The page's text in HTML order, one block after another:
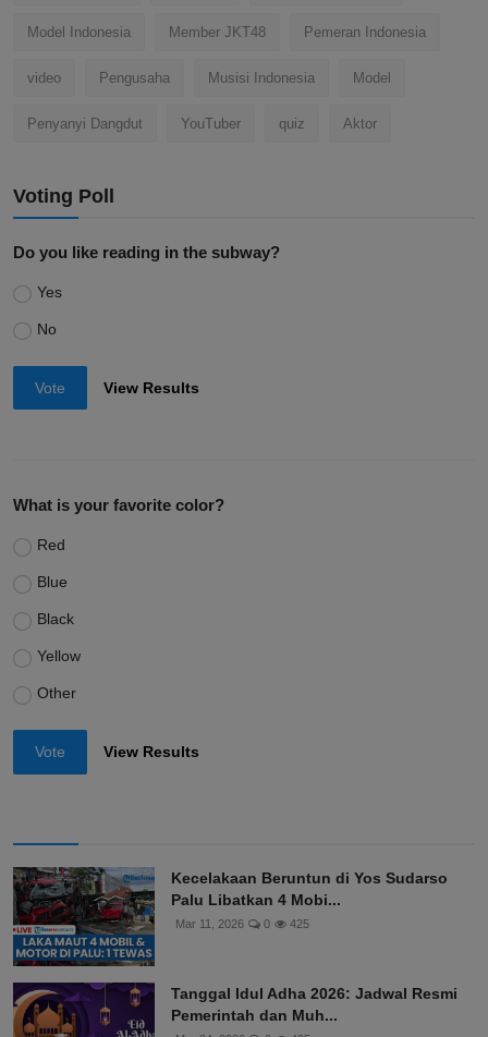
Model Indonesia Member JKT48 Pemeran Indonesia
video Pengusaha Musisi Indonesia Model
Penyanyi Dangdut YouTuber quiz Aktor
Voting Poll
Do you like reading in the subway?
Yes
No
Vote View Results
What is your favorite color?
Red
Blue
Black
Yellow
Other
Vote View Results
Kecelakaan Beruntun di Yos Sudarso
Palu Libatkan 4 Mobi...
Mar 11, 2026 0 425
Tanggal Idul Adha 2026: Jadwal Resmi
Pemerintah dan Muh...